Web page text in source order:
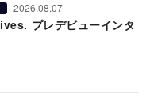
2026.08.07
プレデビューインタ